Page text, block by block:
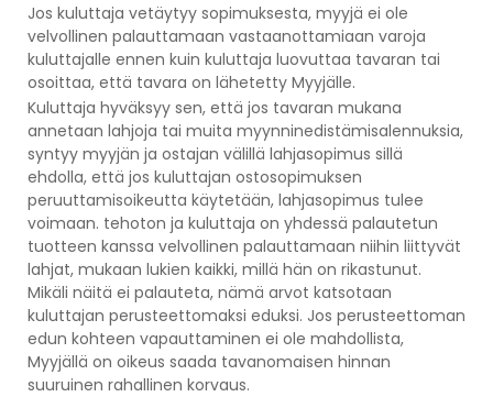
Jos kuluttaja vetäytyy sopimuksesta, myyjä ei ole
velvollinen palauttamaan vastaanottamiaan varoja
kuluttajalle ennen kuin kuluttaja luovuttaa tavaran tai
osoittaa, että tavara on lähetetty Myyjälle.
Kuluttaja hyväksyy sen, että jos tavaran mukana
annetaan lahjoja tai muita myynninedistämisalennuksia,
syntyy myyjän ja ostajan välillä lahjasopimus sillä
ehdolla, että jos kuluttajan ostosopimuksen
peruuttamisoikeutta käytetään, lahjasopimus tulee
voimaan. tehoton ja kuluttaja on yhdessä palautetun
tuotteen kanssa velvollinen palauttamaan niihin liittyvät
lahjat, mukaan lukien kaikki, millä hän on rikastunut.
Mikäli näitä ei palauteta, nämä arvot katsotaan
kuluttajan perusteettomaksi eduksi. Jos perusteettoman
edun kohteen vapauttaminen ei ole mahdollista,
Myyjällä on oikeus saada tavanomaisen hinnan
suuruinen rahallinen korvaus.